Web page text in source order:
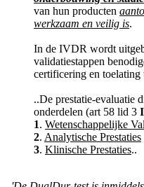
van hun producten
werkzaam en veilig is.
In de IVDR wordt
validatiestappen
certificering en
..De prestatie-evaluatie
onderdelen (art 58 lid 3
1. Wetenschappelijke
2. Analytische Prestaties
3. Klinische Prestaties..